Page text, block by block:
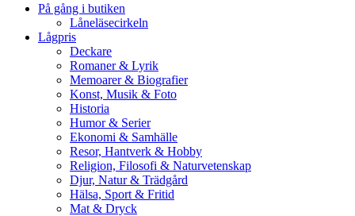
På gång i butiken
Låneläsecirkeln
Lågpris
Deckare
Romaner & Lyrik
Memoarer & Biografier
Konst, Musik & Foto
Historia
Humor & Serier
Ekonomi & Samhälle
Resor, Hantverk & Hobby
Religion, Filosofi & Naturvetenskap
Djur, Natur & Trädgård
Hälsa, Sport & Fritid
Mat & Dryck